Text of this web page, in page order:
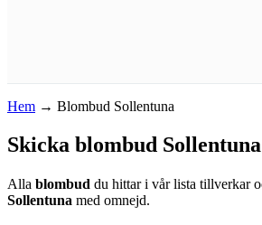
Hem → Blombud Sollentuna
Skicka blombud Sollentuna
Alla blombud du hittar i vår lista tillverkar
Sollentuna med omnejd.